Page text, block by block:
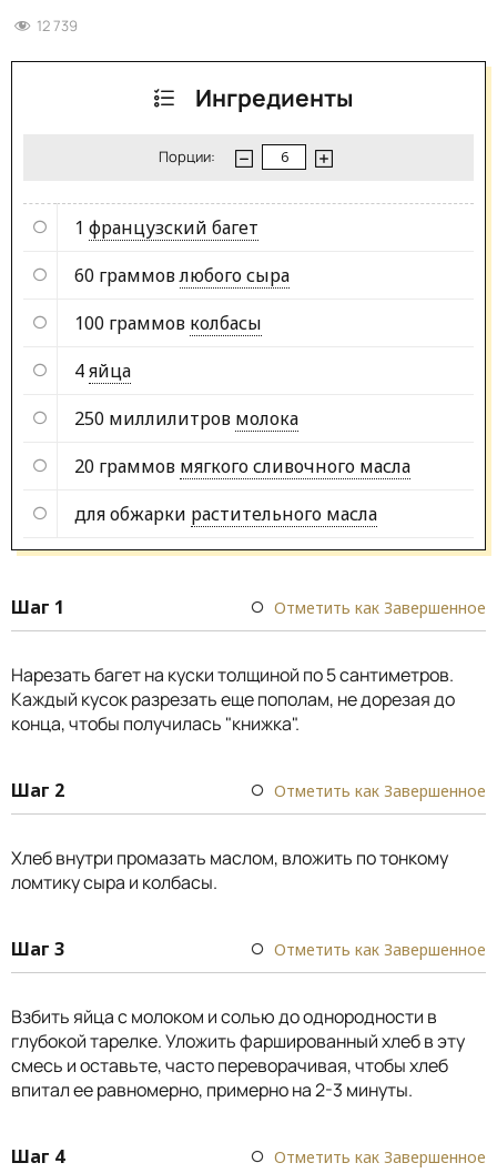
12 739
Ингредиенты
Порции:
1 французский багет
60 граммовлюбого сыра
100 граммов колбасы
4яйца
250 миллилитров молока
20 граммов мягкого сливочного масла
для обжарки растительного масла
Шаг 1 Отметить как Завершенное
Нарезать багет на куски толщиной по 5 сантиметров.
Каждый кусок разрезать еще пополам, не дорезая до
конца, чтобы получилась "книжка".
Шаг 2 Отметить как Завершенное
Хлеб внутри промазать маслом, вложить по тонкому
ломтику сыра и колбасы.
Шаг 3 Отметить как Завершенное
Взбить яйца с молоком и солью до однородности в
глубокой тарелке. Уложить фаршированный хлеб в эту
смесь и оставьте, часто переворачивая, чтобы хлеб
впитал ее равномерно, примерно на 2-3 минуты.
Шаг 4 Отметить как Завершенное